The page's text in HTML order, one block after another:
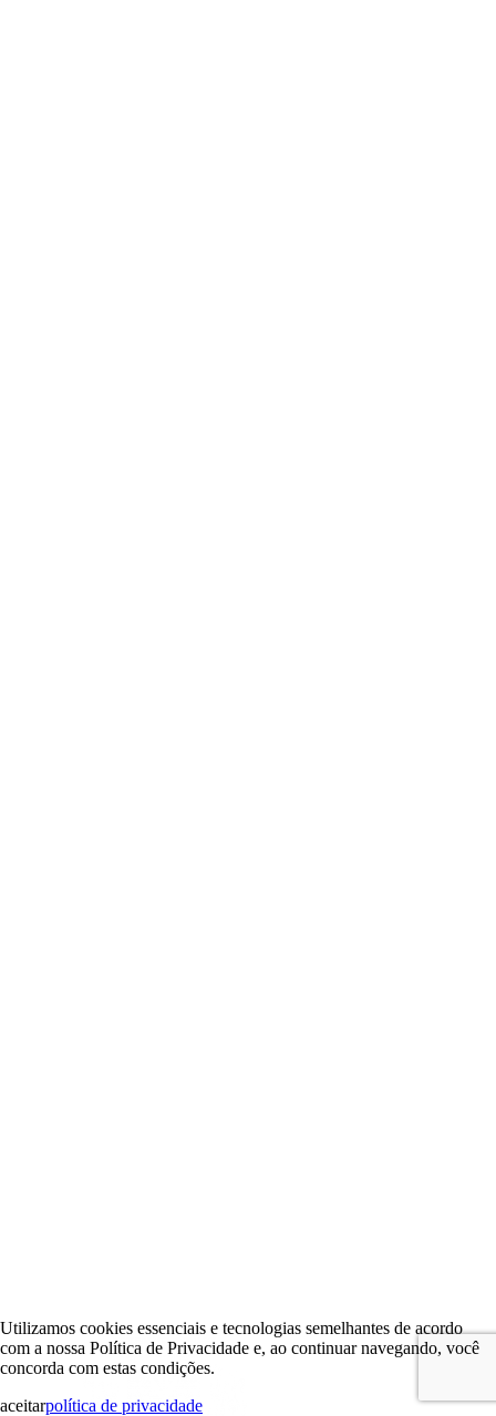
Utilizamos cookies essenciais e tecnologias semelhantes de acordo
com a nossa Política de Privacidade e, ao continuar navegando, você
concorda com estas condições.
aceitarpolítica de privacidade